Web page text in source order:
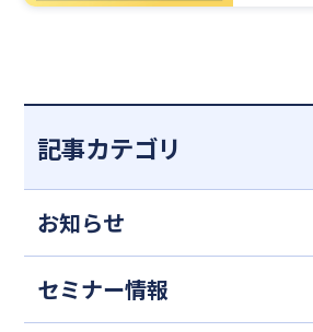
記事カテゴリ
お知らせ
セミナー情報